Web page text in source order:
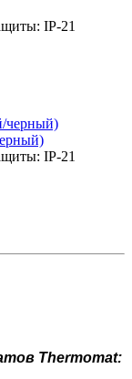
IP-21
IP-21
Thermomat: